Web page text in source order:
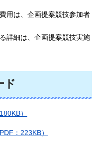
用は、企画提案競技参加者
詳細は、企画提案競技実施
ド
）
：223KB）